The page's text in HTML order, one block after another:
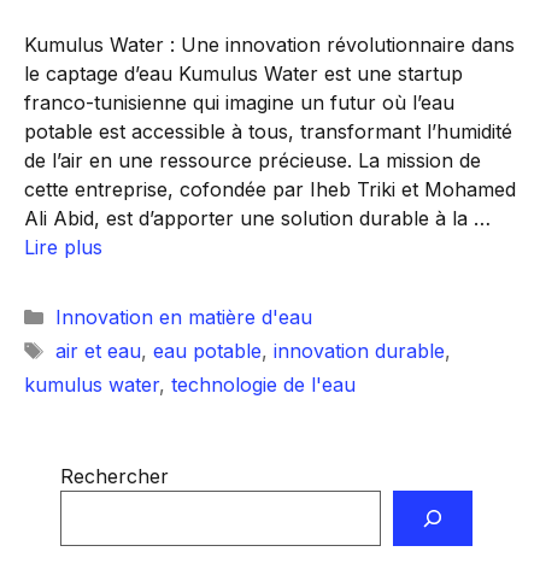
Kumulus Water : Une innovation révolutionnaire dans
le captage d’eau Kumulus Water est une startup
franco-tunisienne qui imagine un futur où l’eau
potable est accessible à tous, transformant l’humidité
de l’air en une ressource précieuse. La mission de
cette entreprise, cofondée par Iheb Triki et Mohamed
Ali Abid, est d’apporter une solution durable à la …
Lire plus
Catégories
Innovation en matière d'eau
Étiquettes
air et eau, eau potable, innovation durable,
kumulus water, technologie de l'eau
Rechercher